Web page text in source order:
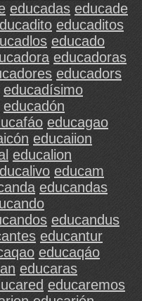
educadas educade
educaditos
educado
educadoras
educadors
educadísimo
educadón
educagao
educaiion
educalion
educam
educandas
educandus
educantur
educaqáo
educaras
educaremos